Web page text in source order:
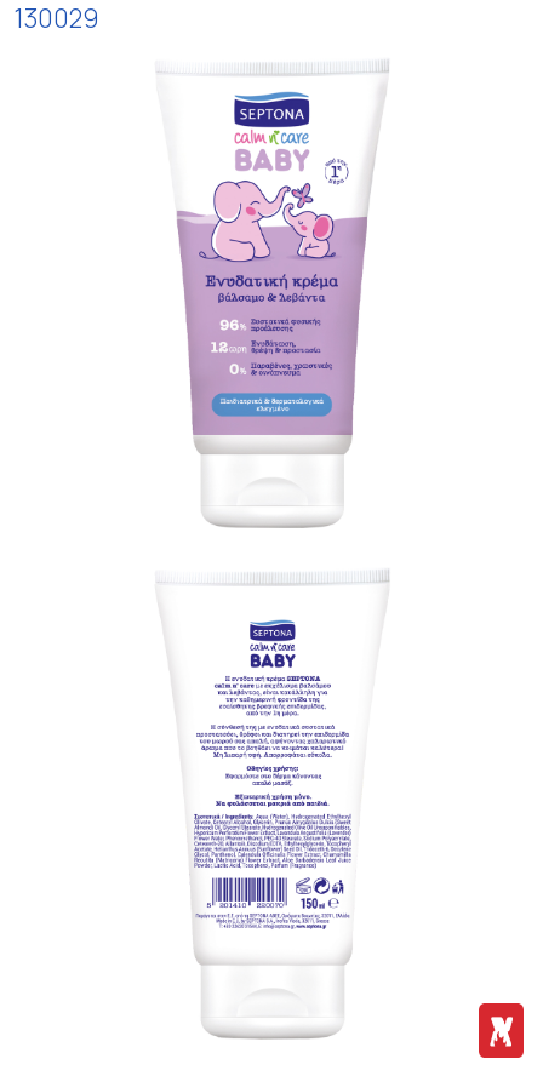
130029